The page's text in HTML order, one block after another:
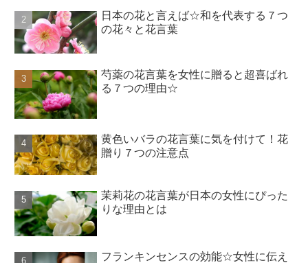
日本の花と言えば☆和を代表する７つ
の花々と花言葉
芍薬の花言葉を女性に贈ると超喜ばれ
る７つの理由☆
黄色いバラの花言葉に気を付けて！花
贈り７つの注意点
茉莉花の花言葉が日本の女性にぴった
りな理由とは
フランキンセンスの効能☆女性に伝え